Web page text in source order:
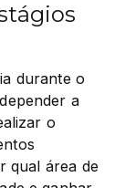
durante o
a
o
qual área de